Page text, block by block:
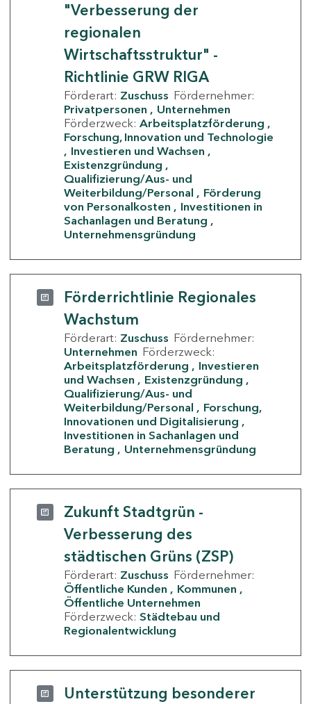
"Verbesserung der
regionalen
Wirtschaftsstruktur" -
Richtlinie GRW RIGA
Förderart: Zuschuss Fördernehmer:
Privatpersonen
Unternehmen
Förderzweck: Arbeitsplatzförderung
Forschung, Innovation und Technologie
Investieren und Wachsen
Existenzgründung
Qualifizierung/Aus- und
Weiterbildung/Personal
Förderung
von Personalkosten
Investitionen in
Sachanlagen und Beratung
Unternehmensgründung
Förderrichtlinie Regionales
Wachstum
Förderart: Zuschuss Fördernehmer:
Unternehmen Förderzweck:
Arbeitsplatzförderung
Investieren
und Wachsen
Existenzgründung
Qualifizierung/Aus- und
Weiterbildung/Personal
Forschung,
Innovationen und Digitalisierung
Investitionen in Sachanlagen und
Beratung
Unternehmensgründung
Zukunft Stadtgrün -
Verbesserung des
städtischen Grüns (ZSP)
Förderart: Zuschuss Fördernehmer:
Öffentliche Kunden
Kommunen
Öffentliche Unternehmen
Förderzweck: Städtebau und
Regionalentwicklung
Unterstützung besonderer